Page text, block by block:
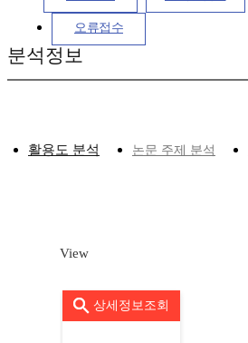
오류접수
분석정보
활용도 분석 논문 주제 분석
View
상세정보조회